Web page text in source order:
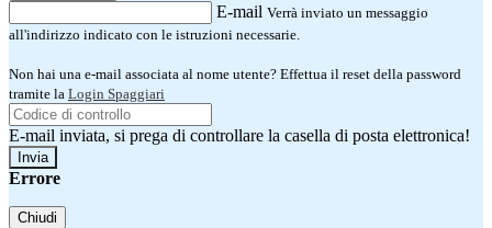
E-mail Verrà inviato un messaggio
all'indirizzo indicato con le istruzioni necessarie.
Non hai una e-mail associata al nome utente? Effettua il reset della password
tramite la Login Spaggiari
E-mail inviata, si prega di controllare la casella di posta elettronica!
Errore
Chiudi